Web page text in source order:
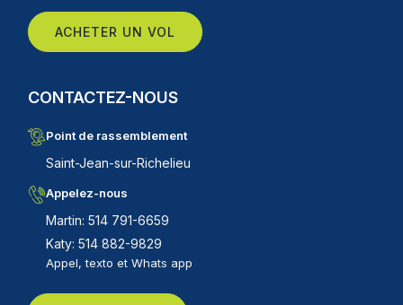
ACHETER UN VOL
CONTACTEZ-NOUS
Point de rassemblement
Saint-Jean-sur-Richelieu
Appelez-nous
Martin: 514 791-6659
Katy: 514 882-9829
Appel, texto et Whats app